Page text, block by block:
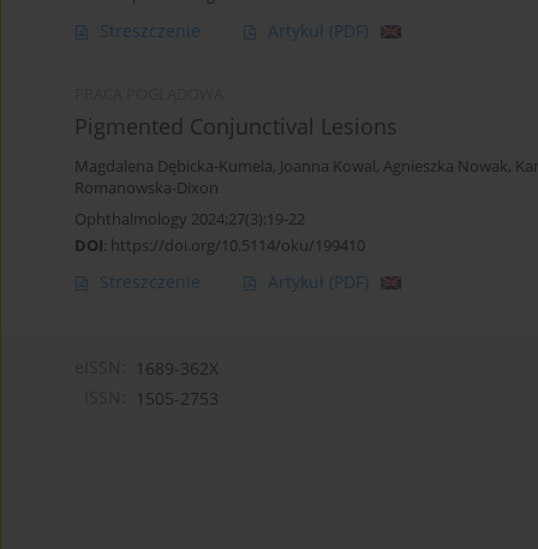
Streszczenie Artykuł (PDF)
Pigmented Conjunctival Lesions
Magdalena Dębicka-Kumela, Joanna Kowal, Agnieszka Nowak,
Romanowska-Dixon
Ophthalmology 2024;27(3):19-22
DOI: https://doi.org/10.5114/oku/199410
Streszczenie Artykuł (PDF)
1689-362X
1505-2753